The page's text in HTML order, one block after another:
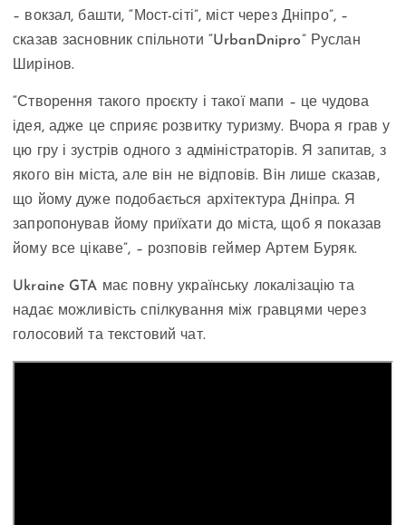
– вокзал, башти, “Мост-сіті”, міст через Дніпро”, –
сказав засновник спільноти “UrbanDnipro” Руслан
Ширінов.
“Створення такого проєкту і такої мапи – це чудова
ідея, адже це сприяє розвитку туризму. Вчора я грав у
цю гру і зустрів одного з адміністраторів. Я запитав, з
якого він міста, але він не відповів. Він лише сказав,
що йому дуже подобається архітектура Дніпра. Я
запропонував йому приїхати до міста, щоб я показав
йому все цікаве”, – розповів геймер Артем Буряк.
Ukraine GTA має повну українську локалізацію та
надає можливість спілкування між гравцями через
голосовий та текстовий чат.